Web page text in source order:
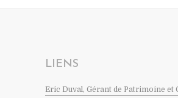
LIENS
Eric Duval, Gérant de Patrimoine et